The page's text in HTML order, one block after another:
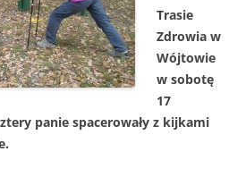
Trasie
Zdrowia w
Wójtowie
w sobotę
17
panie spacerowały z kijkami